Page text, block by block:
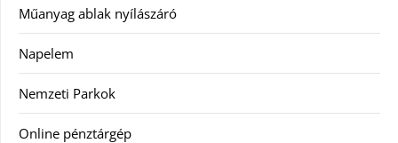
Műanyag ablak nyílászáró
Napelem
Nemzeti Parkok
Online pénztárgép